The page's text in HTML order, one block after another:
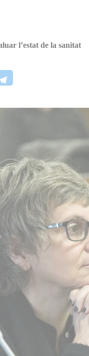
l’estat de la sanitat